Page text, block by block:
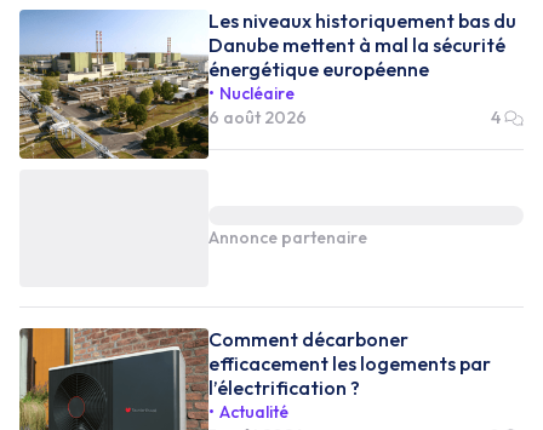
Les niveaux historiquement bas du
Danube mettent à mal la sécurité
énergétique européenne
Nucléaire
6 août 2026
4
Annonce partenaire
Comment décarboner
efficacement les logements par
l’électrification ?
Actualité